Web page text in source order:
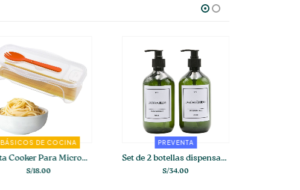
DE COCINA
Pasta Cooker Para Microondas
S/18.00
PREVENTA
Set de 2 botellas dispensadoras verdes para cocina
S/34.00